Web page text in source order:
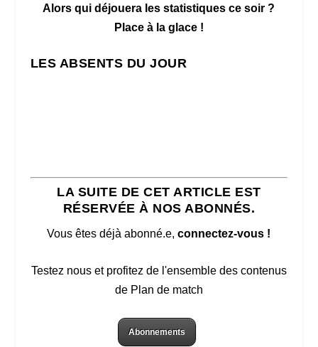
Alors qui déjouera les statistiques ce soir ?
Place à la glace !
LES ABSENTS DU JOUR
LA SUITE DE CET ARTICLE EST
RÉSERVÉE À NOS ABONNÉS.
Vous êtes déjà abonné.e,connectez-vous !
Testez nous et profitez de l'ensemble des contenus
de Plan de match
Abonnements